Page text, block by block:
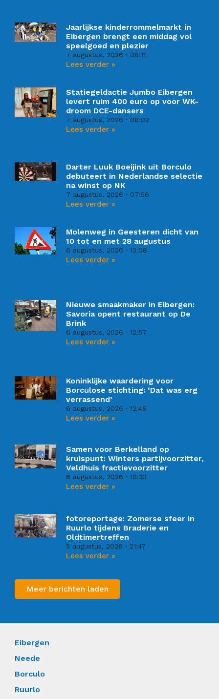
Jaarlijkse kinderrommelmarkt in
Eibergen brengt een middag vol
speelgoed en plezier
7 augustus, 2026 08:11
Lees verder »
Statiegeldactie Jumbo Eibergen
levert ruim 400 euro op voor WK-
droom DCE-dansers
7 augustus, 2026 08:02
Lees verder »
Darter Luuk Boeijink uit Borculo
debuteert in Nederlandse selectie
na winst op NK
7 augustus, 2026 07:56
Lees verder »
Molenweg in Geesteren dicht van
10 tot en met 28 augustus
6 augustus, 2026 13:08
Lees verder »
Nieuwe smaakmaker in Eibergen:
Savoria opent restaurant op De
Brink
6 augustus, 2026 12:57
Lees verder »
Koninklijke waardering voor
Borculose stichting: ‘Dat was erg
verrassend’
6 augustus, 2026 12:46
Lees verder »
Samen voor Berkelland op
kruispunt: Winters partijvoorzitter,
Veldhuis fractievoorzitter
6 augustus, 2026 10:33
Lees verder »
fotoreportage: Zomerse sfeer in
Ruurlo tijdens Braderie en
Oldtimertreffen
5 augustus, 2026 21:47
Lees verder »
Meer berichten laden
Eibergen
Neede
Borculo
Ruurlo